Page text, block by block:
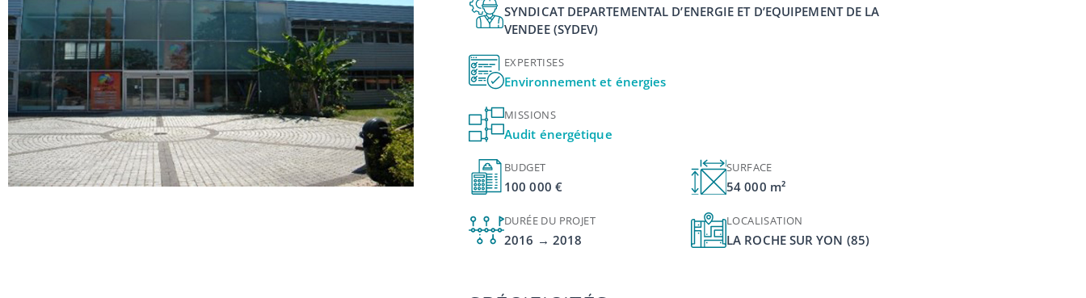
SYNDICAT DEPARTEMENTAL D’ENERGIE ET D’EQUIPEMENT DE LA
VENDEE (SYDEV)
EXPERTISES
Environnement et énergies
MISSIONS
Audit énergétique
BUDGET
100 000 €
SURFACE
54 000 m²
DURÉE DU PROJET
2016 → 2018
LOCALISATION
LA ROCHE SUR YON (85)